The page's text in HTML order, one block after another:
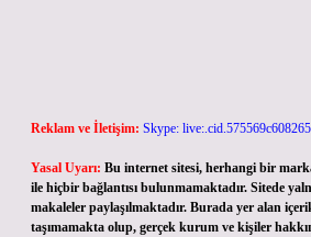
Reklam ve İletişim: Skype:
Yasal Uyarı: Bu internet sitesi, herhangi bir
ile hiçbir bağlantısı bulunmamaktadır. Sitede
makaleler paylaşılmaktadır. Burada yer alan
taşımamakta olup, gerçek kurum ve kişiler